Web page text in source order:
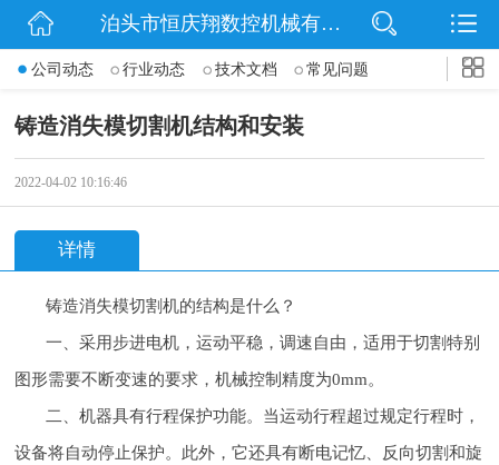
网站首页
泊头市恒庆翔数控机械有限公司
公司动态 行业动态 技术文档 常见问题
铸造消失模切割机结构和安装
2022-04-02 10:16:46
详情
铸造消失模切割机的结构是什么？
一、采用步进电机，运动平稳，调速自由，适用于切割特别
图形需要不断变速的要求，机械控制精度为0mm。
二、机器具有行程保护功能。当运动行程超过规定行程时，
设备将自动停止保护。此外，它还具有断电记忆、反向切割和旋